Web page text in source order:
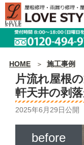
HOME 施工事例
片流れ屋根
軒天井の剥
2025年6月29日公開
before